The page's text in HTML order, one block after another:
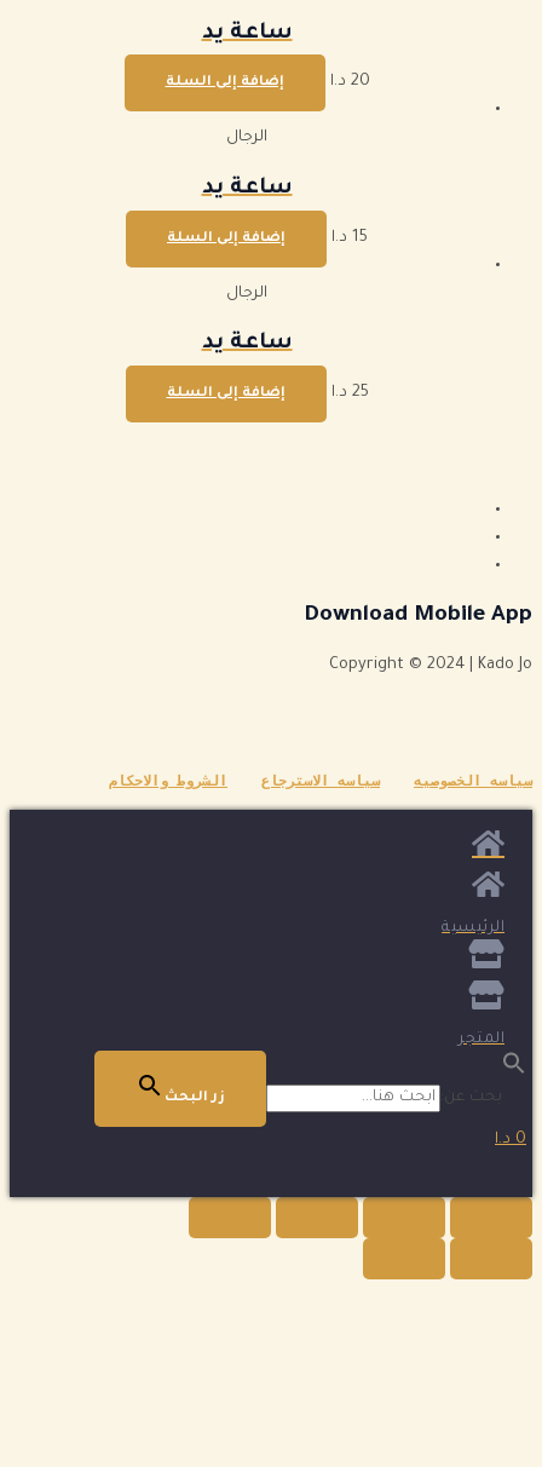
ساعة يد
20 د.ا إضافة إلى السلة
الرجال
ساعة يد
15 د.ا إضافة إلى السلة
الرجال
ساعة يد
25 د.ا إضافة إلى السلة
Download Mobile App
Copyright © 2024 | Kado Jo
سياسه الخصوصيه سياسه الاسترجاع الشروط والاحكام
الرئيسية
المتجر
بحث عن: زر البحث
0 د.ا